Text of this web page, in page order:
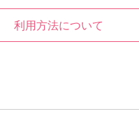
利用方法について